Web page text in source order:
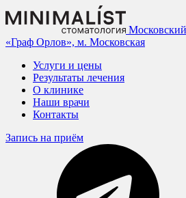
«Граф Орлов», м. Московская
Услуги и цены
Результаты лечения
О клинике
Наши врачи
Контакты
Запись на приём